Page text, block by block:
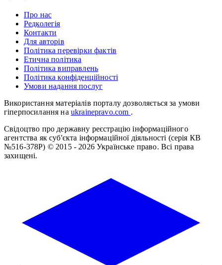
Про нас
Редколегія
Контакти
Для авторів
Політика перевірки фактів
Етична політика
Політика виправлень
Політика конфіденційності
Умови надання послуг
Використання матеріалів порталу дозволяється за умови
гіперпосилання на ukrainepravo.com .
Свідоцтво про державну реєстрацію інформаційного
агентства як суб'єкта інформаційної діяльності (серія КВ
№516-378Р) © 2015 - 2026 Українське право. Всі права
захищені.